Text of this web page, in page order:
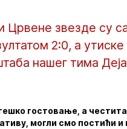
Црвене звезде су
2:0, а
нашег тима
гостовање, а
могли смо постићи